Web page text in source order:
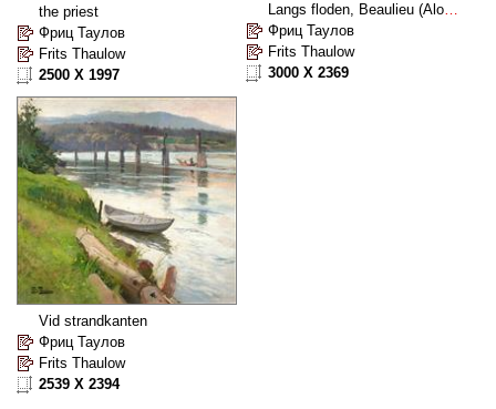
the priest
Фриц Таулов
Frits Thaulow
2500 X 1997
Langs floden, Beaulieu (Along the river, Beaulieu)
Фриц Таулов
Frits Thaulow
3000 X 2369
Vid strandkanten
Фриц Таулов
Frits Thaulow
2539 X 2394